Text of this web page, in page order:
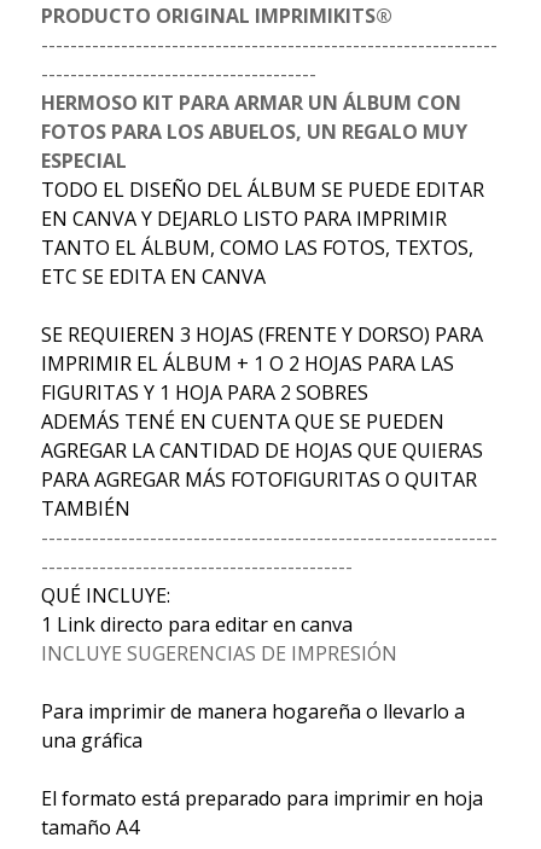
PRODUCTO ORIGINAL IMPRIMIKITS®
---------------------------------------------------------------
--------------------------------------
HERMOSO KIT PARA ARMAR UN ÁLBUM CON
FOTOS PARA LOS ABUELOS, UN REGALO MUY
ESPECIAL
TODO EL DISEÑO DEL ÁLBUM SE PUEDE EDITAR
EN CANVA Y DEJARLO LISTO PARA IMPRIMIR
TANTO EL ÁLBUM, COMO LAS FOTOS, TEXTOS,
ETC SE EDITA EN CANVA
SE REQUIEREN 3 HOJAS (FRENTE Y DORSO) PARA
IMPRIMIR EL ÁLBUM + 1 O 2 HOJAS PARA LAS
FIGURITAS Y 1 HOJA PARA 2 SOBRES
ADEMÁS TENÉ EN CUENTA QUE SE PUEDEN
AGREGAR LA CANTIDAD DE HOJAS QUE QUIERAS
PARA AGREGAR MÁS FOTOFIGURITAS O QUITAR
TAMBIÉN
---------------------------------------------------------------
-------------------------------------------
QUÉ INCLUYE:
1 Link directo para editar en canva
INCLUYE SUGERENCIAS DE IMPRESIÓN
Para imprimir de manera hogareña o llevarlo a
una gráfica
El formato está preparado para imprimir en hoja
tamaño A4